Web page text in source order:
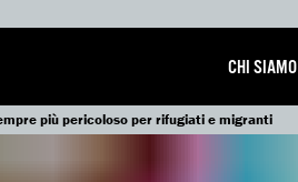
CHI SIAMO
più pericoloso per rifugiati e migranti